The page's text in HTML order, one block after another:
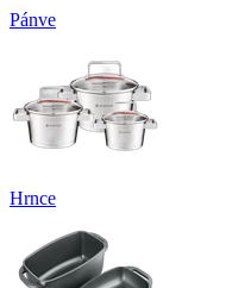
Pánve
Hrnce